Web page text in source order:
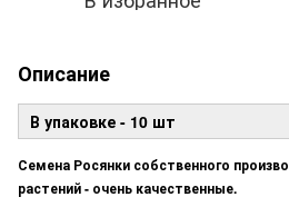
Описание
В упаковке - 10 шт
Семена Росянки собственного
растений - очень качественные.